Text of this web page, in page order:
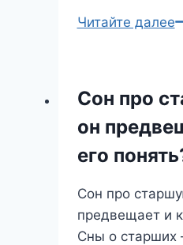
Читайте далее
Сон про
он
его
Сон про
предвещает и
Сны о старших